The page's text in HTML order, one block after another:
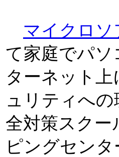
マイクロソ
て家庭でパ
ターネット
ュリティへ
全対策スクー
ピングセン